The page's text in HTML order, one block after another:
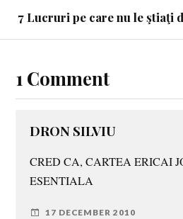
7 Lucruri pe care nu le ştiaţi
1 Comment
DRON SILVIU
CRED CA, CARTEA ERICAI
ESENTIALA
17 DECEMBER 2010